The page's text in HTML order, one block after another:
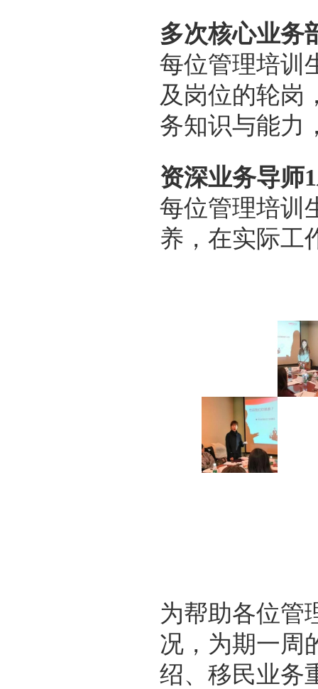
多次核心业务
每位管理培训
及岗位的轮岗
务知识与能力
资深业务导师
每位管理培训
养，在实际工
为帮助各位管
况，为期一周
绍、移民业务